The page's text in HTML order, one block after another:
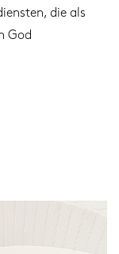
die als
God